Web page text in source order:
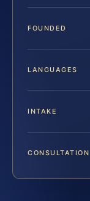
FOUNDED
LANGUAGES
INTAKE
CONSULTATION